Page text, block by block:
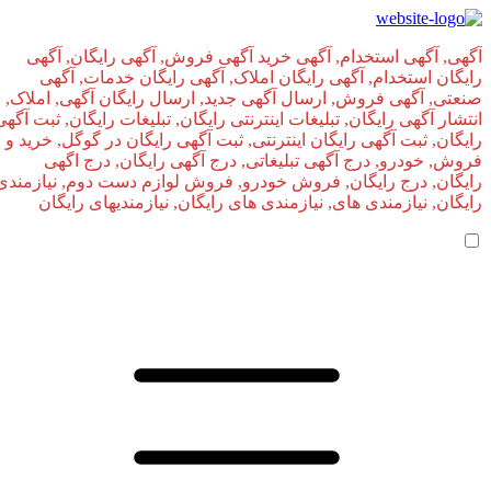
آگهی, آگهی استخدام, آگهی خرید آگهی فروش, آگهی رایگان, آگهی
رایگان استخدام, آگهی رایگان املاک, آگهی رایگان خدمات, آگهی
صنعتی, آگهی فروش, ارسال آگهی جدید, ارسال رایگان آگهی, املاک,
انتشار آگهی رایگان, تبلیغات اینترنتی رایگان, تبلیغات رایگان, ثبت آگهی
رایگان, ثبت آگهی رایگان اینترنتی, ثبت آگهی رایگان در گوگل, خرید و
فروش, خودرو, درج آگهی تبلیغاتی, درج آگهی رایگان, درج اگهی
رایگان, درج رایگان, فروش خودرو, فروش لوازم دست دوم, نیازمندی
رایگان, نیازمندی های, نیازمندی‌ های رایگان, نیازمندیهای رایگان